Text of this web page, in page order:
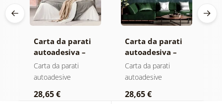
Carta da parati
autoadesiva –
Foglie con
sfumatura
Carta da parati
autoadesive
28,65 €
Carta da parati
autoadesiva –
Foresta nella
nebbia
Carta da parati
autoadesive
28,65 €